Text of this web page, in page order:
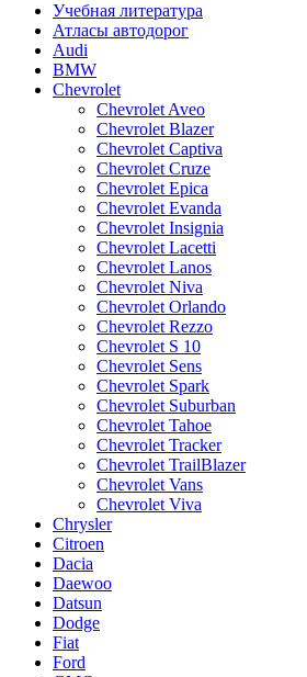
Учебная литература
Атласы автодорог
Audi
BMW
Chevrolet
Chevrolet Aveo
Chevrolet Blazer
Chevrolet Captiva
Chevrolet Cruze
Chevrolet Epica
Chevrolet Evanda
Chevrolet Insignia
Chevrolet Lacetti
Chevrolet Lanos
Chevrolet Niva
Chevrolet Orlando
Chevrolet Rezzo
Chevrolet S 10
Chevrolet Sens
Chevrolet Spark
Chevrolet Suburban
Chevrolet Tahoe
Chevrolet Tracker
Chevrolet TrailBlazer
Chevrolet Vans
Chevrolet Viva
Chrysler
Citroen
Dacia
Daewoo
Datsun
Dodge
Fiat
Ford